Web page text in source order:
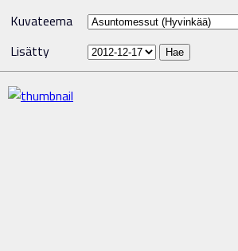
Kuvateema
Lisätty